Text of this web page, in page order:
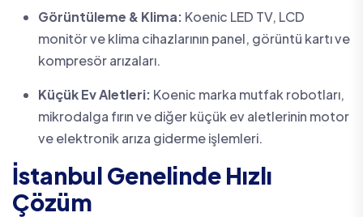
Görüntüleme & Klima: Koenic LED TV, LCD
monitör ve klima cihazlarının panel, görüntü kartı ve
kompresör arızaları.
Küçük Ev Aletleri: Koenic marka mutfak robotları,
mikrodalga fırın ve diğer küçük ev aletlerinin motor
ve elektronik arıza giderme işlemleri.
İstanbul Genelinde Hızlı
Çözüm